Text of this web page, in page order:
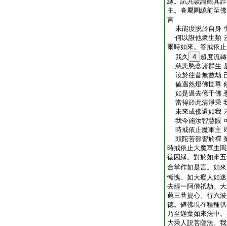
主。眷屬圍繞前至
言
未能度脱於自身
何以誑他衆生類
爾時如來。答戒依
我久
4 超度流
慈悲愍念諸群生
汝於往昔無數劫
値遇然燈佛世尊
如是過去億千佛
當得於此清淨乘
未來成佛還如我
我今施汝智慧眼
時戒依止魔軍主
頭陀苦節習於禪
時戒依止大魔軍主
徳因縁。對於如來
合掌作如是言。如
慚愧。如大癡人如
去經一阿僧祇劫。
藐三菩提心。行六
徳。値佛現在種種
乃至迦葉如來法中
大乘人説菩薩法。